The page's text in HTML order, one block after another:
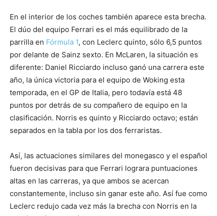
En el interior de los coches también aparece esta brecha.
El dúo del equipo Ferrari es el más equilibrado de la
parrilla en Fórmula 1, con Leclerc quinto, sólo 6,5 puntos
por delante de Sainz sexto. En McLaren, la situación es
diferente: Daniel Ricciardo incluso ganó una carrera este
año, la única victoria para el equipo de Woking esta
temporada, en el GP de Italia, pero todavía está 48
puntos por detrás de su compañero de equipo en la
clasificación. Norris es quinto y Ricciardo octavo; están
separados en la tabla por los dos ferraristas.
Así, las actuaciones similares del monegasco y el español
fueron decisivas para que Ferrari lograra puntuaciones
altas en las carreras, ya que ambos se acercan
constantemente, incluso sin ganar este año. Así fue como
Leclerc redujo cada vez más la brecha con Norris en la